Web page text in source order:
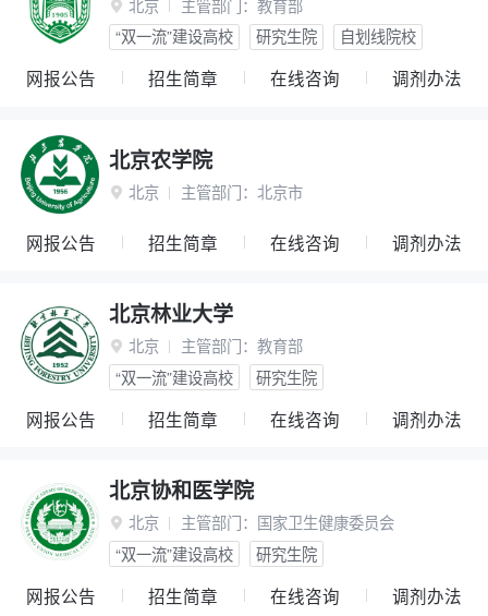
 北京 主管部门： 教育部
“双一流”建设高校
研究生院 自划线院校
网报公告 招生简章 在线咨询 调剂办法
北京农学院
 北京 主管部门： 北京市
网报公告 招生简章 在线咨询 调剂办法
北京林业大学
 北京 主管部门： 教育部
“双一流”建设高校
研究生院
网报公告 招生简章 在线咨询 调剂办法
北京协和医学院
 北京 主管部门： 国家卫生健康委员会
“双一流”建设高校
研究生院
网报公告 招生简章 在线咨询 调剂办法